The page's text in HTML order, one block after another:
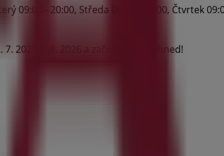
09:00 - 20:00, Středa 09:00 - 20:00, Čtvrtek
2026 6. 8. 2026 a začněte šetřit ihned!